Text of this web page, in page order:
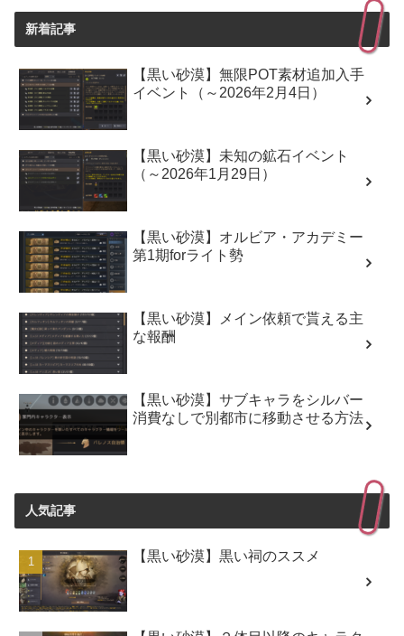
新着記事
【黒い砂漠】無限POT素材追加入手
イベント（～2026年2月4日）
【黒い砂漠】未知の鉱石イベント
（～2026年1月29日）
【黒い砂漠】オルビア・アカデミー
第1期forライト勢
【黒い砂漠】メイン依頼で貰える主
な報酬
【黒い砂漠】サブキャラをシルバー
消費なしで別都市に移動させる方法
人気記事
【黒い砂漠】黒い祠のススメ